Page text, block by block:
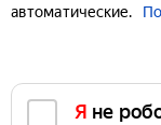
автоматические.
Я не